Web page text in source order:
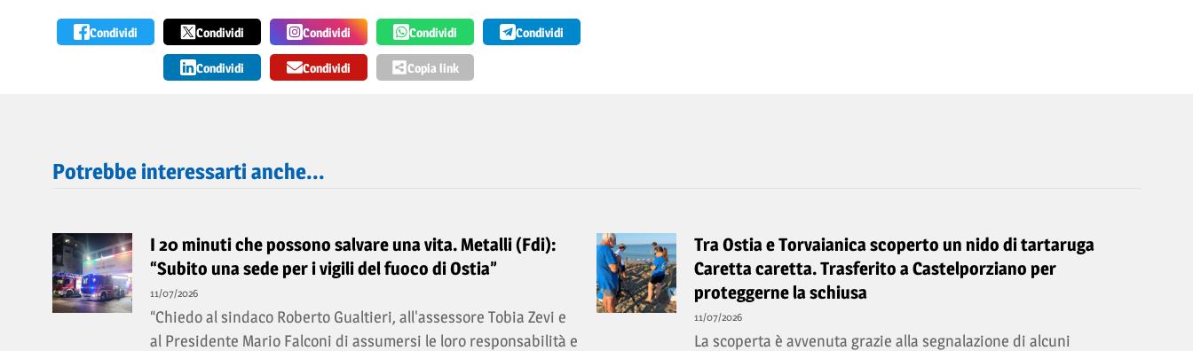
Condividi Condividi Condividi Condividi Condividi
Condividi Condividi Copia link
Potrebbe interessarti anche...
I 20 minuti che possono salvare una vita. Metalli (Fdi):
“Subito una sede per i vigili del fuoco di Ostia”
11/07/2026
“Chiedo al sindaco Roberto Gualtieri, all'assessore Tobia Zevi e
al Presidente Mario Falconi di assumersi le loro responsabilità e
Tra Ostia e Torvaianica scoperto un nido di tartaruga
Caretta caretta. Trasferito a Castelporziano per
proteggerne la schiusa
11/07/2026
La scoperta è avvenuta grazie alla segnalazione di alcuni